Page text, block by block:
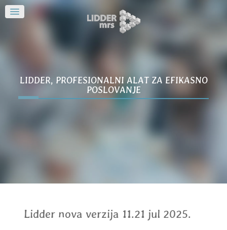
LIDDER, PROFESIONALNI ALAT ZA EFIKASNO
POSLOVANJE
Lidder nova verzija 11.21 jul 2025.